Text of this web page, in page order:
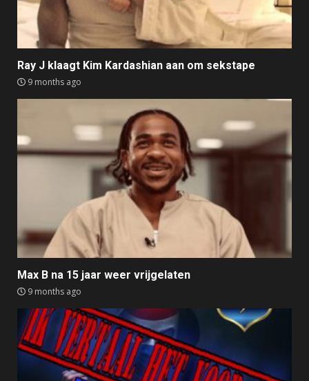
Ray J klaagt Kim Kardashian aan om sekstape
9 months ago
Max B na 15 jaar weer vrijgelaten
9 months ago